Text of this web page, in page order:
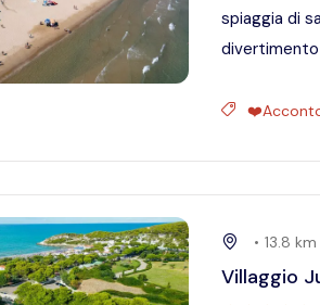
spiaggia di
divertimento
• 13.8 km
Villaggio